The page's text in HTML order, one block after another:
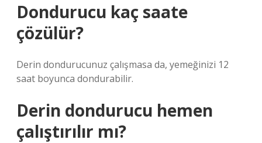
Dondurucu kaç saate
çözülür?
Derin dondurucunuz çalışmasa da, yemeğinizi 12
saat boyunca dondurabilir.
Derin dondurucu hemen
çalıştırılır mı?